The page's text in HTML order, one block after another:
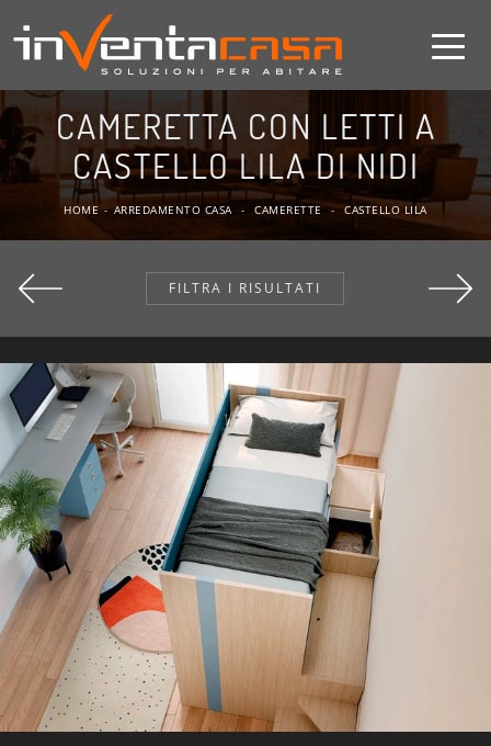
CAMERETTA CON LETTI A
CASTELLO LILA DI NIDI
HOME - ARREDAMENTO CASA - CAMERETTE - CASTELLO LILA
FILTRA I RISULTATI